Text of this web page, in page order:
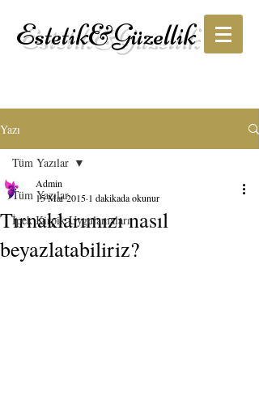
Estetik&Güzellik
Yazı
Tüm Yazılar
İpek Kirpik Uygulamaları
Tüm Yazılar
Tırnaklarımızı nasıl
beyazlatabiliriz?
Admin
15 Mar 2015 1 dakikada okunur